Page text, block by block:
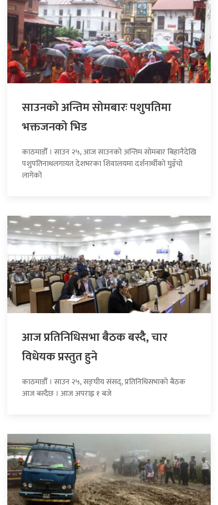
साउनको अन्तिम सोमबारः पशुपतिमा
भक्तजनको भिड
काठमाडौँ । साउन २५, आज साउनको अन्तिम सोमबार बिहानैदेखि
पशुपतिनाथलगायत देशभरका शिवालयमा दर्शनार्थीको घुइँचो
लागेको
आज प्रतिनिधिसभा बैठक बस्दैै, चार
विधेयक प्रस्तुत हुने
काठमाडौँ । साउन २५, सङ्घीय संसद्, प्रतिनिधिसभाको बैठक
आज बस्दैछ । आज अपराह्न १ बजे